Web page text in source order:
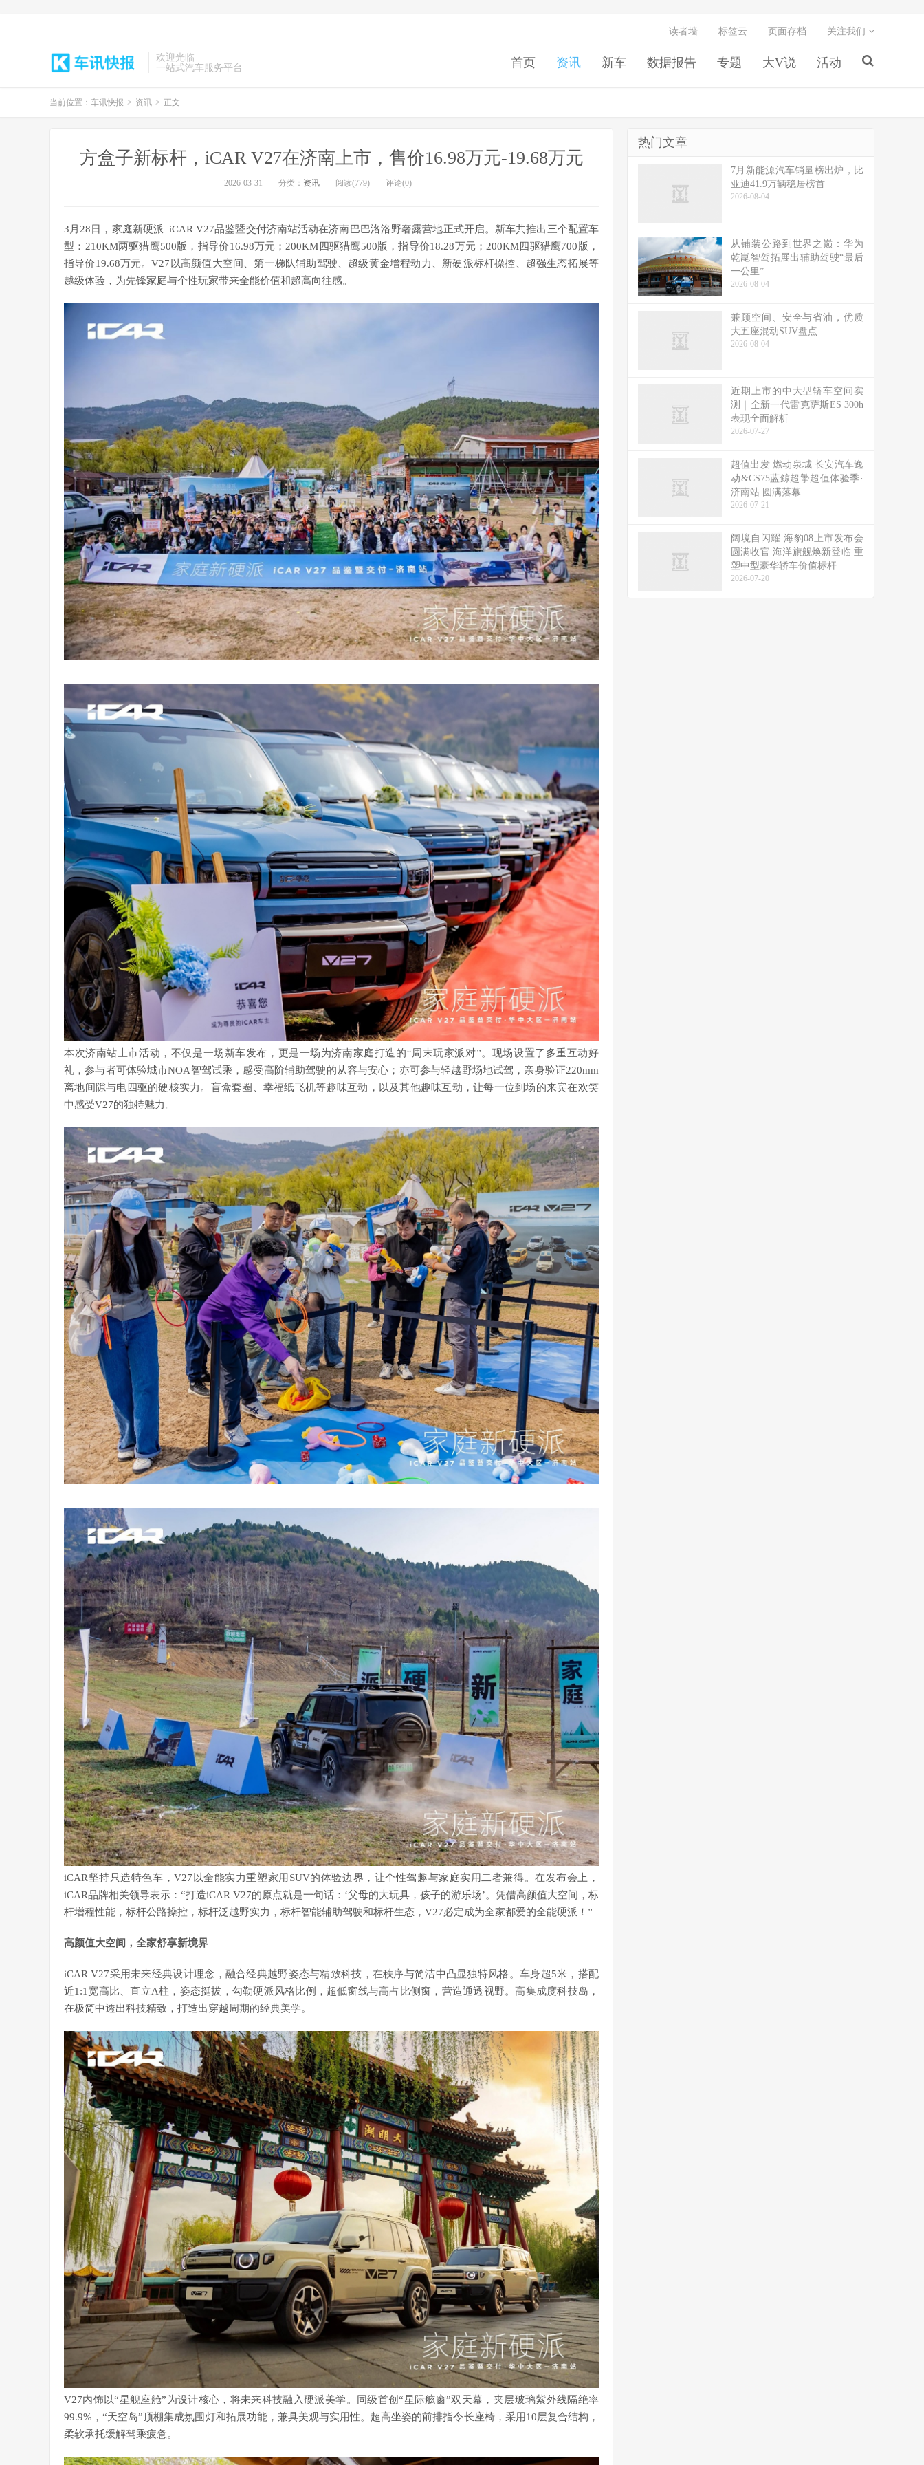
欢迎光临
一站式汽车服务平台
首页 资讯 新车 数据报告 专题 大V说 活动
读者墙 标签云 页面存档 关注我们
当前位置： 车讯快报 > 资讯 > 正文
方盒子新标杆，iCAR V27在济南上市，售价16.98万元-19.68万元
2026-03-31 分类： 资讯 阅读(779) 评论(0)
3月28日，家庭新硬派–iCAR V27品鉴暨交付济南站活动在济南巴巴洛洛野奢露营地正式开启。新车共推出三个配置车
型：210KM两驱猎鹰500版，指导价16.98万元；200KM四驱猎鹰500版，指导价18.28万元；200KM四驱猎鹰700版，
指导价19.68万元。V27以高颜值大空间、第一梯队辅助驾驶、超级黄金增程动力、新硬派标杆操控、超强生态拓展等
越级体验，为先锋家庭与个性玩家带来全能价值和超高向往感。
本次济南站上市活动，不仅是一场新车发布，更是一场为济南家庭打造的“周末玩家派对”。现场设置了多重互动好
礼，参与者可体验城市NOA智驾试乘，感受高阶辅助驾驶的从容与安心；亦可参与轻越野场地试驾，亲身验证220mm
离地间隙与电四驱的硬核实力。盲盒套圈、幸福纸飞机等趣味互动，以及其他趣味互动，让每一位到场的来宾在欢笑
中感受V27的独特魅力。
iCAR坚持只造特色车，V27以全能实力重塑家用SUV的体验边界，让个性驾趣与家庭实用二者兼得。在发布会上，
iCAR品牌相关领导表示：“打造iCAR V27的原点就是一句话：‘父母的大玩具，孩子的游乐场’。凭借高颜值大空间，标
杆增程性能，标杆公路操控，标杆泛越野实力，标杆智能辅助驾驶和标杆生态，V27必定成为全家都爱的全能硬派！”
高颜值大空间，全家舒享新境界
iCAR V27采用未来经典设计理念，融合经典越野姿态与精致科技，在秩序与简洁中凸显独特风格。车身超5米，搭配
近1:1宽高比、直立A柱，姿态挺拔，勾勒硬派风格比例，超低窗线与高占比侧窗，营造通透视野。高集成度科技岛，
在极简中透出科技精致，打造出穿越周期的经典美学。
V27内饰以“星舰座舱”为设计核心，将未来科技融入硬派美学。同级首创“星际舷窗”双天幕，夹层玻璃紫外线隔绝率
99.9%，“天空岛”顶棚集成氛围灯和拓展功能，兼具美观与实用性。超高坐姿的前排指令长座椅，采用10层复合结构，
柔软承托缓解驾乘疲惫。
热门文章
7月新能源汽车销量榜出炉，比
亚迪41.9万辆稳居榜首
2026-08-04
从铺装公路到世界之巅：华为
乾崑智驾拓展出辅助驾驶“最后
一公里”
2026-08-04
兼顾空间、安全与省油，优质
大五座混动SUV盘点
2026-08-04
近期上市的中大型轿车空间实
测｜全新一代雷克萨斯ES 300h
表现全面解析
2026-07-27
超值出发 燃动泉城 长安汽车逸
动&CS75蓝鲸超擎超值体验季·
济南站 圆满落幕
2026-07-21
阔境自闪耀 海豹08上市发布会
圆满收官 海洋旗舰焕新登临 重
塑中型豪华轿车价值标杆
2026-07-20